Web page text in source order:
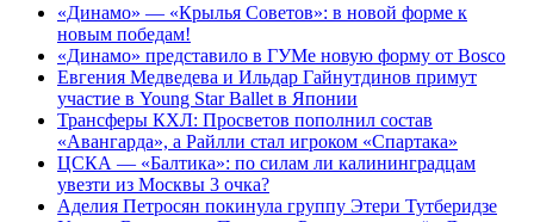
«Динамо» — «Крылья Советов»: в новой форме к
новым победам!
«Динамо» представило в ГУМе новую форму от Bosco
Евгения Медведева и Ильдар Гайнутдинов примут
участие в Young Star Ballet в Японии
Трансферы КХЛ: Просветов пополнил состав
«Авангарда», а Райлли стал игроком «Спартака»
ЦСКА — «Балтика»: по силам ли калининградцам
увезти из Москвы 3 очка?
Аделия Петросян покинула группу Этери Тутберидзе